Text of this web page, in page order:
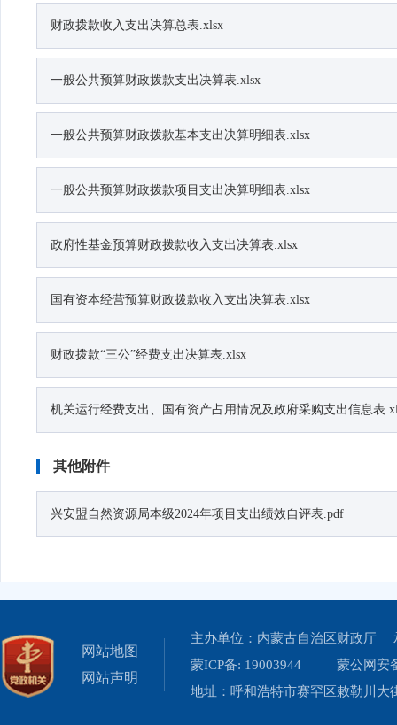
财政拨款收入支出决算总表.xlsx
一般公共预算财政拨款支出决算表.xlsx
一般公共预算财政拨款基本支出决算明细表.xlsx
一般公共预算财政拨款项目支出决算明细表.xlsx
政府性基金预算财政拨款收入支出决算表.xlsx
国有资本经营预算财政拨款收入支出决算表.xlsx
财政拨款“三公”经费支出决算表.xlsx
机关运行经费支出、国有资产占用情况及政府采购支出信息表
其他附件
兴安盟自然资源局本级2024年项目支出绩效自评表.pdf
网站地图
网站声明
主办单位：内蒙古自治区财政厅
蒙ICP备: 19003944
蒙公网安
地址：呼和浩特市赛罕区敕勒川